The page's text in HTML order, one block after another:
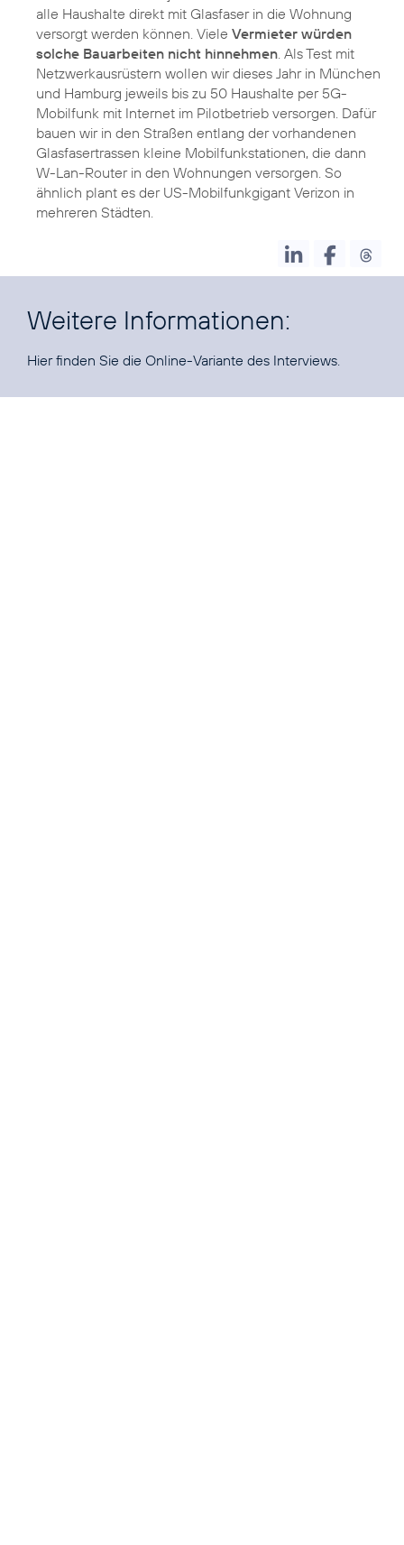
alle Haushalte direkt mit Glasfaser in die Wohnung
versorgt werden können. Viele Vermieter würden
solche Bauarbeiten nicht hinnehmen . Als Test mit
Netzwerkausrüstern wollen wir dieses Jahr in München
und Hamburg jeweils bis zu 50 Haushalte per 5G-
Mobilfunk mit Internet im Pilotbetrieb versorgen. Dafür
bauen wir in den Straßen entlang der vorhandenen
Glasfasertrassen kleine Mobilfunkstationen, die dann
W-Lan-Router in den Wohnungen versorgen. So
ähnlich plant es der US-Mobilfunkgigant Verizon in
mehreren Städten.
Weitere Informationen:
Hier finden Sie die Online-Variante des Interviews